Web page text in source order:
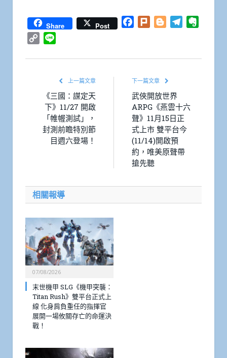
Share Post Facebook
Plurk BloggerTelegram
Copy
上一篇文章
《三國：謀定天
下》11/27 開啟
「帷幄測試」，
封測前瞻特別節
目週六登場！
下一篇文章
武俠開放世界
ARPG《燕雲十六
聲》11月15日正
式上市 雙平台今
(11/14)開啟預
約，唯美原聲帶
搶先聽
相關報導
07/08/2026
末世機甲 SLG《機甲突襲：
Titan Rush》雙平台正式上
線 化身肩負重任的指揮官
展開一場攸關存亡的命運決
戰！